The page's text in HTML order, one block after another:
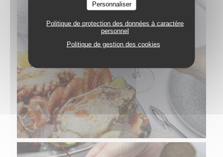
Personnaliser
Politique de protection des données à caractère
personnel
Politique de gestion des cookies